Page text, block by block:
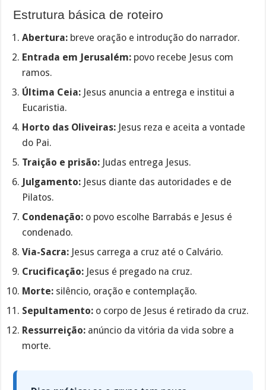
Estrutura básica de roteiro
Abertura: breve oração e introdução do narrador.
Entrada em Jerusalém: povo recebe Jesus com
ramos.
Última Ceia: Jesus anuncia a entrega e institui a
Eucaristia.
Horto das Oliveiras: Jesus reza e aceita a vontade
do Pai.
Traição e prisão: Judas entrega Jesus.
Julgamento: Jesus diante das autoridades e de
Pilatos.
Condenação: o povo escolhe Barrabás e Jesus é
condenado.
Via-Sacra: Jesus carrega a cruz até o Calvário.
Crucificação: Jesus é pregado na cruz.
Morte: silêncio, oração e contemplação.
Sepultamento: o corpo de Jesus é retirado da cruz.
Ressurreição: anúncio da vitória da vida sobre a
morte.